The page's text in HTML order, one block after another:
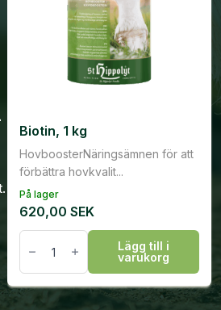
På lager
HovboosterNäringsämnen för att
förbättra hovkvalit...
Biotin, 1 kg
620,00SEK
Biotin,
mängd
Lägg till i
varukorg